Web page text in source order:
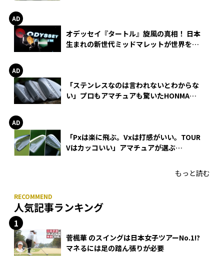
オデッセイ『タートル』旋風の真相！ 日本
生まれの新世代ミッドマレットが世界を席
「ステンレスなのは言われないとわからな
い」プロもアマチュアも驚いたHONMA
「Pxは楽に飛ぶ。Vxは打感がいい。TOUR
Vはカッコいい」アマチュアが選ぶ
もっと読む
人気記事ランキング
菅楓華 のスイングは日本女子ツアーNo.1!?
マネるには足の踏ん張りが必要